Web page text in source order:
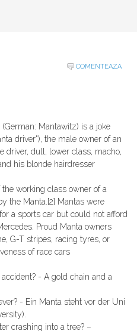
COMENTEAZA
Mantawitz) is a joke
driver"), the male owner of an
driver, dull, lower class, macho,
his blonde hairdresser
the working class owner of a
the Manta.[2] Mantas were
a sports car but could not afford
Proud Manta owners
G-T stripes, racing tyres, or
of race cars
- A gold chain and a
- Ein Manta steht vor der Uni
crashing into a tree? –